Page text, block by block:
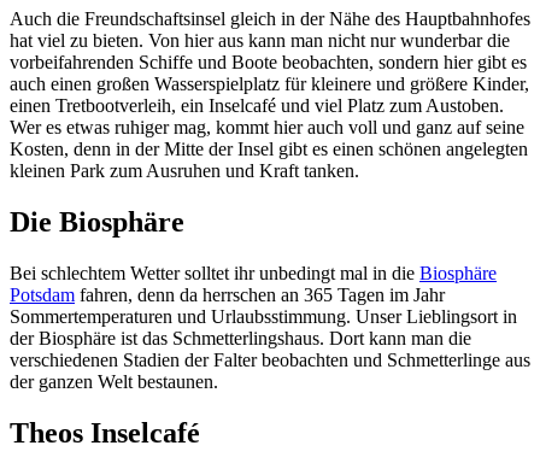
Auch die Freundschaftsinsel gleich in der Nähe des Hauptbahnhofes
hat viel zu bieten. Von hier aus kann man nicht nur wunderbar die
vorbeifahrenden Schiffe und Boote beobachten, sondern hier gibt es
auch einen großen Wasserspielplatz für kleinere und größere Kinder,
einen Tretbootverleih, ein Inselcafé und viel Platz zum Austoben.
Wer es etwas ruhiger mag, kommt hier auch voll und ganz auf seine
Kosten, denn in der Mitte der Insel gibt es einen schönen angelegten
kleinen Park zum Ausruhen und Kraft tanken.
Die Biosphäre
Bei schlechtem Wetter solltet ihr unbedingt mal in die Biosphäre
Potsdam fahren, denn da herrschen an 365 Tagen im Jahr
Sommertemperaturen und Urlaubsstimmung. Unser Lieblingsort in
der Biosphäre ist das Schmetterlingshaus. Dort kann man die
verschiedenen Stadien der Falter beobachten und Schmetterlinge aus
der ganzen Welt bestaunen.
Theos Inselcafé